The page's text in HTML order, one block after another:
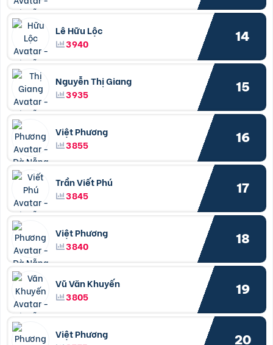
Lê Hữu Lộc
3940
14
Nguyễn Thị Giang
3935
15
Việt Phương
3855
16
Trần Viết Phú
3845
17
Việt Phương
3840
18
Vũ Văn Khuyến
3805
19
Việt Phương
20